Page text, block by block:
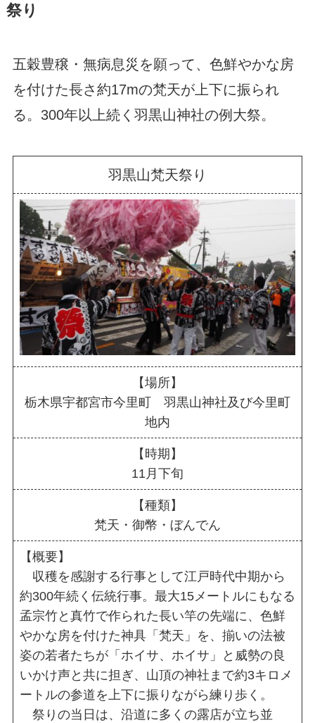
祭り
五穀豊穣・無病息災を願って、色鮮やかな房
を付けた長さ約17mの梵天が上下に振られ
る。300年以上続く羽黒山神社の例大祭。
羽黒山梵天祭り
【場所】
栃木県宇都宮市今里町 羽黒山神社及び今里町
地内
【時期】
11月下旬
【種類】
梵天・御幣・ぼんでん
【概要】
収穫を感謝する行事として江戸時代中期から
約300年続く伝統行事。最大15メートルにもなる
孟宗竹と真竹で作られた長い竿の先端に、色鮮
やかな房を付けた神具「梵天」を、揃いの法被
姿の若者たちが「ホイサ、ホイサ」と威勢の良
いかけ声と共に担ぎ、山頂の神社まで約3キロメ
ートルの参道を上下に振りながら練り歩く。
祭りの当日は、沿道に多くの露店が立ち並